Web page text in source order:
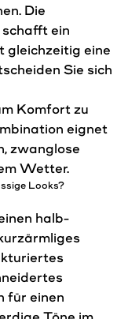
Die
schafft ein
gleichzeitig eine
Sie sich
Komfort zu
eignet
zwanglose
Wetter.
Looks?
halb-
für einen